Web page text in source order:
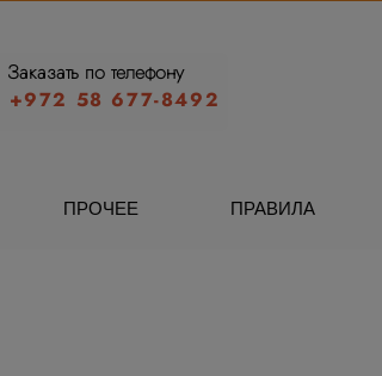
+972 58 677-8492
Заказать по телефону
ПРОЧЕЕ ПРАВИЛА